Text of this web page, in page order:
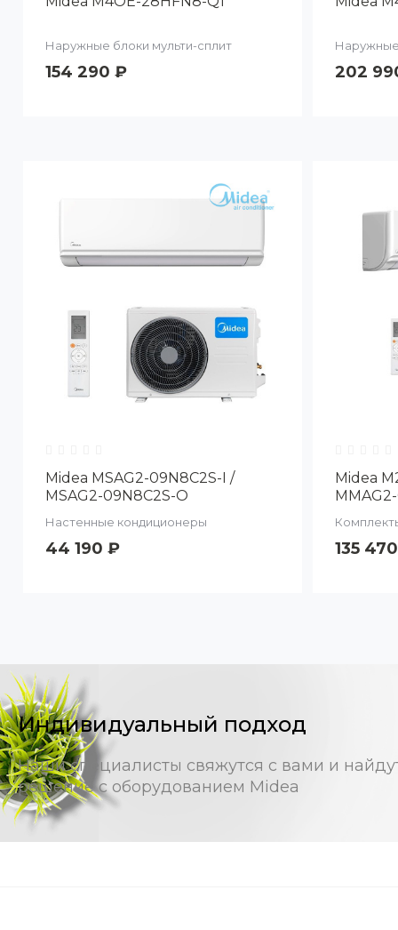
Наружные блоки мульти-сплит
154 290 ₽
Наружные
202
Midea MSAG2-09N8C2S-I /
MSAG2-09N8C2S-O
Настенные кондиционеры
44 190 ₽
Midea
135
Индивидуальный подход
Наши специалисты свяжутся с вами и
решение с оборудованием Midea